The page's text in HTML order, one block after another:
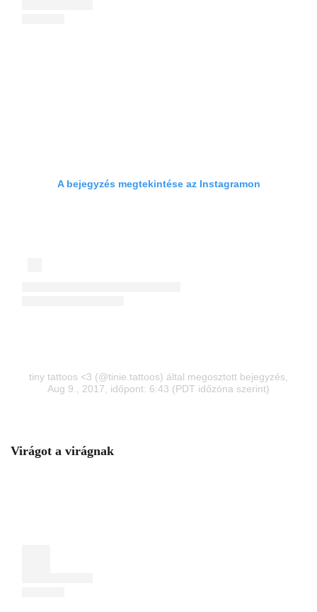
A bejegyzés megtekintése az Instagramon
tiny tattoos <3 (@tinie.tattoos) által megosztott bejegyzés
Aug 9., 2017, időpont: 6:43 (PDT időzóna szerint)
Virágot a virágnak